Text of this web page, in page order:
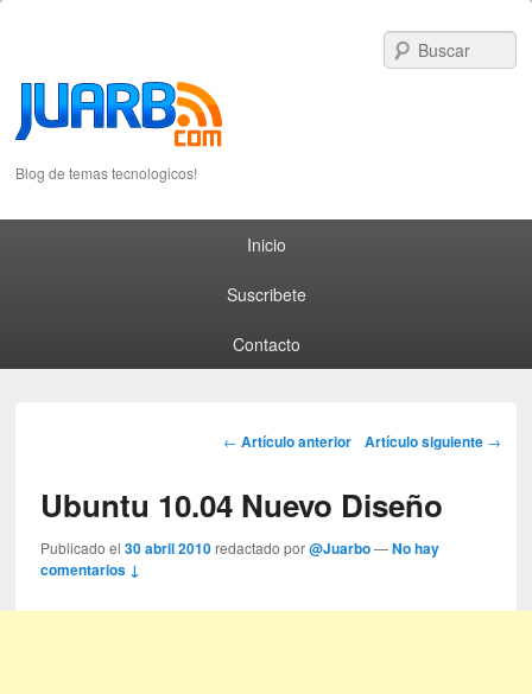
Blog de temas tecnologicos!
Inicio
Suscribete
Contacto
Post navigation
← Artículo anterior Artículo siguiente →
Ubuntu 10.04 Nuevo Diseño
Publicado el30 abril 2010 redactado por@Juarbo —No hay
comentarios ↓